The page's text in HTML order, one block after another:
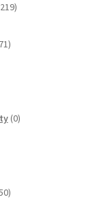
219izdelkov
izdelkov
0izdelkov
izdelkov